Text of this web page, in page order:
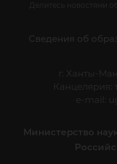
Делитесь новостями
Сведения об
г. Ханты-
Канцелярия:
e-mail:
Министерство